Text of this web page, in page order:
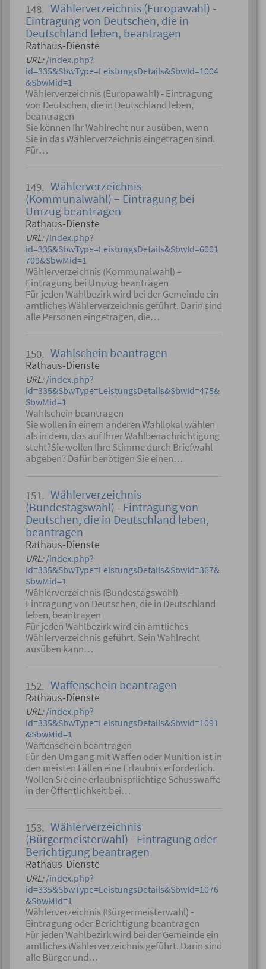
148. Wählerverzeichnis (Europawahl) -
Eintragung von Deutschen, die in
Deutschland leben, beantragen
Rathaus-Dienste
URL: /index.php?
id=335&SbwType=LeistungsDetails&SbwId=1004
&SbwMid=1
Wählerverzeichnis (Europawahl) - Eintragung
von Deutschen, die in Deutschland leben,
beantragen
Sie können Ihr Wahlrecht nur ausüben, wenn
Sie in das Wählerverzeichnis eingetragen sind.
Für…
149. Wählerverzeichnis
(Kommunalwahl) – Eintragung bei
Umzug beantragen
Rathaus-Dienste
URL: /index.php?
id=335&SbwType=LeistungsDetails&SbwId=6001
709&SbwMid=1
Wählerverzeichnis (Kommunalwahl) –
Eintragung bei Umzug beantragen
Für jeden Wahlbezirk wird bei der Gemeinde ein
amtliches Wählerverzeichnis geführt. Darin sind
alle Personen eingetragen, die…
150. Wahlschein beantragen
Rathaus-Dienste
URL: /index.php?
id=335&SbwType=LeistungsDetails&SbwId=475&
SbwMid=1
Wahlschein beantragen
Sie wollen in einem anderen Wahllokal wählen
als in dem, das auf Ihrer Wahlbenachrichtigung
steht?Sie wollen Ihre Stimme durch Briefwahl
abgeben? Dafür benötigen Sie einen…
151. Wählerverzeichnis
(Bundestagswahl) - Eintragung von
Deutschen, die in Deutschland leben,
beantragen
Rathaus-Dienste
URL: /index.php?
id=335&SbwType=LeistungsDetails&SbwId=367&
SbwMid=1
Wählerverzeichnis (Bundestagswahl) -
Eintragung von Deutschen, die in Deutschland
leben, beantragen
Für jeden Wahlbezirk wird ein amtliches
Wählerverzeichnis geführt. Sein Wahlrecht
ausüben kann…
152. Waffenschein beantragen
Rathaus-Dienste
URL: /index.php?
id=335&SbwType=LeistungsDetails&SbwId=1091
&SbwMid=1
Waffenschein beantragen
Für den Umgang mit Waffen oder Munition ist in
den meisten Fällen eine Erlaubnis erforderlich.
Wollen Sie eine erlaubnispflichtige Schusswaffe
in der Öffentlichkeit bei…
153. Wählerverzeichnis
(Bürgermeisterwahl) - Eintragung oder
Berichtigung beantragen
Rathaus-Dienste
URL: /index.php?
id=335&SbwType=LeistungsDetails&SbwId=1076
&SbwMid=1
Wählerverzeichnis (Bürgermeisterwahl) -
Eintragung oder Berichtigung beantragen
Für jeden Wahlbezirk wird bei der Gemeinde ein
amtliches Wählerverzeichnis geführt. Darin sind
alle Bürger und…